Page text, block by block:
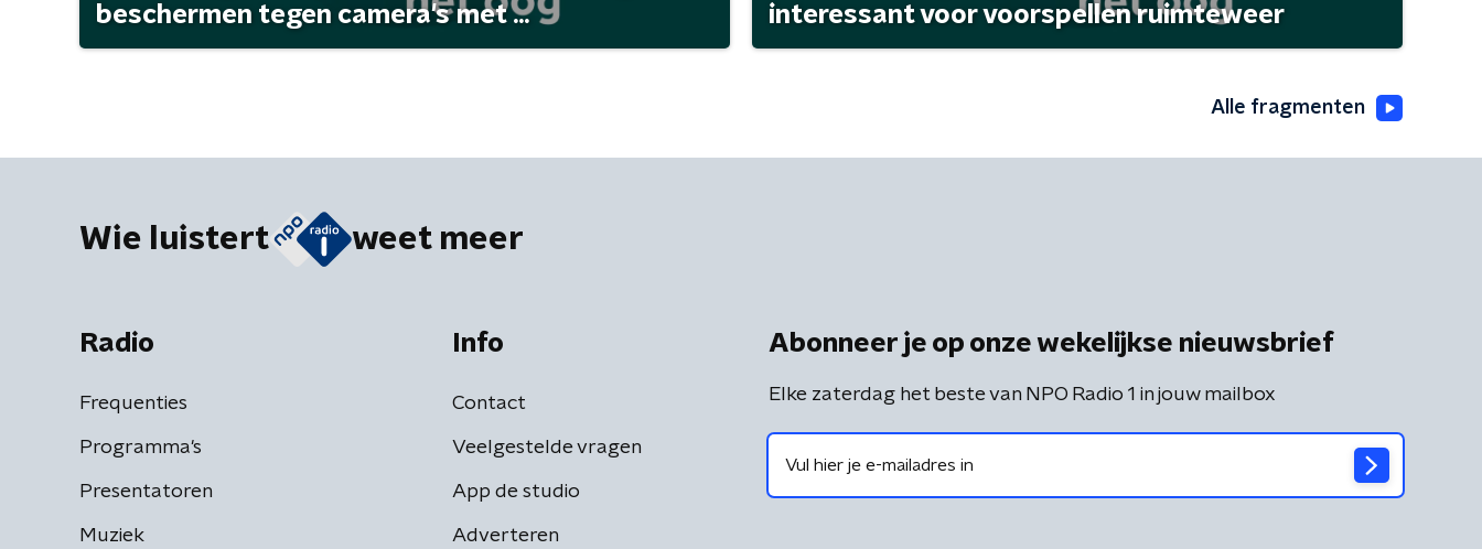
beschermen tegen camera's met ...
interessant voor voorspellen ruimteweer
Alle fragmenten
Wie luistert weet meer
Radio
Frequenties
Programma's
Presentatoren
Muziek
Info
Contact
Veelgestelde vragen
App de studio
Adverteren
Abonneer je op onze wekelijkse nieuwsbrief
Elke zaterdag het beste van NPO Radio 1 in jouw mailbox